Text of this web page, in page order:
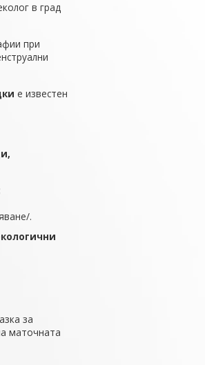
в град
при
е известен
.
за
маточната